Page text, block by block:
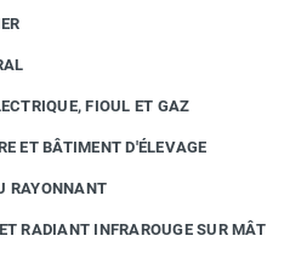
FIOUL ET GAZ
ET BÂTIMENT D'ÉLEVAGE
RAYONNANT
RADIANT INFRAROUGE SUR MÂT